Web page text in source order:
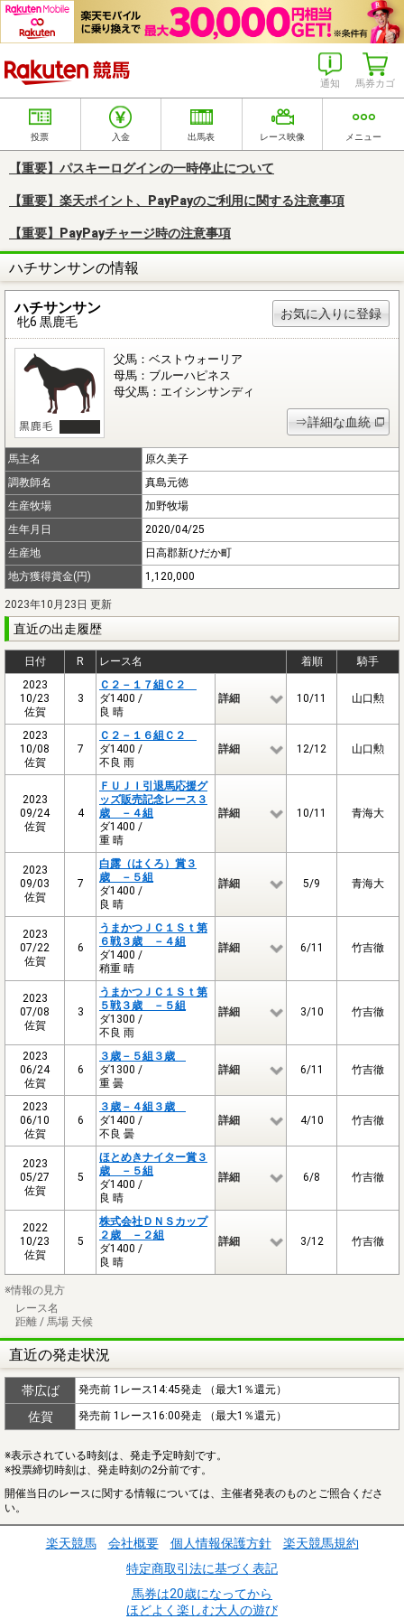
馬券カゴ
通知
投票 入金 出馬表 レース映像 メニュー
【重要】パスキーログインの一時停止について
【重要】楽天ポイント、PayPayのご利用に関する注意事項
【重要】PayPayチャージ時の注意事項
ハチサンサンの情報
ハチサンサン
牝6 黒鹿毛
お気に入りに登録
父馬：ベストウォーリア
母馬：ブルーハピネス
母父馬：エイシンサンディ
⇒詳細な血統
馬主名
原久美子
調教師名
真島元徳
生産牧場
加野牧場
生年月日
2020/04/25
生産地
日高郡新ひだか町
地方獲得賞金(円)
1,120,000
2023年10月23日 更新
直近の出走履歴
日付 R レース名 着順
騎手
2023
10/23
佐賀
3
Ｃ２－１７組Ｃ２
ダ1400 /
良 晴
詳細 10/11 山口勲
2023
10/08
佐賀
7
Ｃ２－１６組Ｃ２
ダ1400 /
不良 雨
詳細 12/12 山口勲
2023
09/24
佐賀
4
ＦＵＪＩ引退馬応援グ
ッズ販売記念レース３
歳 －４組
ダ1400 /
重 晴
詳細 10/11 青海大
2023
09/03
佐賀
7
白露（はくろ）賞３
歳 －５組
ダ1400 /
良 晴
詳細 5/9 青海大
2023
07/22
佐賀
6
うまかつＪＣ１Ｓｔ第
６戦３歳 －４組
ダ1400 /
稍重 晴
詳細 6/11 竹吉徹
2023
07/08
佐賀
3
うまかつＪＣ１Ｓｔ第
５戦３歳 －５組
ダ1300 /
不良 雨
詳細 3/10 竹吉徹
2023
06/24
佐賀
6
３歳－５組３歳
ダ1300 /
重 曇
詳細 6/11 竹吉徹
2023
06/10
佐賀
6
３歳－４組３歳
ダ1400 /
不良 曇
詳細 4/10 竹吉徹
2023
05/27
佐賀
5
ほとめきナイター賞３
歳 －５組
ダ1400 /
良 晴
詳細 6/8 竹吉徹
2022
10/23
佐賀
5
株式会社ＤＮＳカップ
２歳 －２組
ダ1400 /
良 晴
詳細 3/12 竹吉徹
※情報の見方
レース名
距離 / 馬場 天候
直近の発走状況
帯広ば 発売前 1レース14:45発走 （最大1％還元）
佐賀 発売前 1レース16:00発走 （最大1％還元）
※表示されている時刻は、発走予定時刻です。
※投票締切時刻は、発走時刻の2分前です。
開催当日のレースに関する情報については、主催者発表のものとご照合くださ
い。
楽天競馬 会社概要 個人情報保護方針
楽天競馬規約
特定商取引法に基づく表記
馬券は20歳になってから
ほどよく楽しむ大人の遊び